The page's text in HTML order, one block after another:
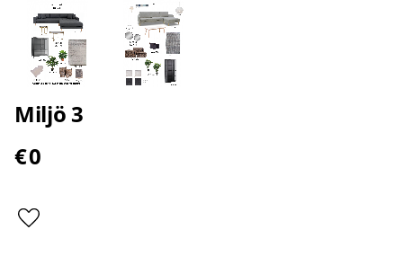
Miljö 3
€0
Add to favorites